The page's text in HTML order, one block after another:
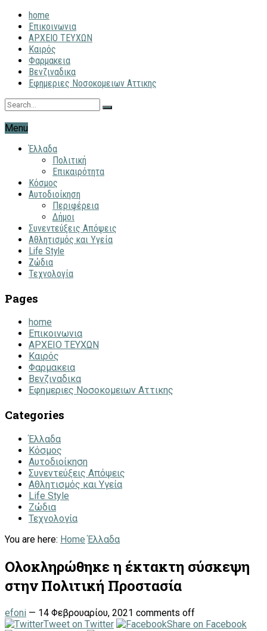
home
Επικοινωνια
ΑΡΧΕΙΟ ΤΕΥΧΩΝ
Καιρός
Φαρμακεια
Βενζιναδικα
Εφημεριες Νοσοκομειων Αττικης
Menu
Έλλαδα
Πολιτική
Επικαιρότητα
Κόσμος
Αυτοδιοίκηση
Περιφέρεια
Δήμοι
Συνεντεύξεις Απόψεις
Αθλητισμός και Υγεία
Life Style
Ζώδια
Τεχνολογία
Pages
home
Επικοινωνια
ΑΡΧΕΙΟ ΤΕΥΧΩΝ
Καιρός
Φαρμακεια
Βενζιναδικα
Εφημεριες Νοσοκομειων Αττικης
Categories
Έλλαδα
Κόσμος
Αυτοδιοίκηση
Συνεντεύξεις Απόψεις
Αθλητισμός και Υγεία
Life Style
Ζώδια
Τεχνολογία
You are here: Home Έλλαδα
Ολοκληρώθηκε η έκτακτη σύσκεψη
στην Πολιτική Προστασία
efoni — 14 Φεβρουαρίου, 2021 comments off
Tweet on Twitter
Share on Facebook